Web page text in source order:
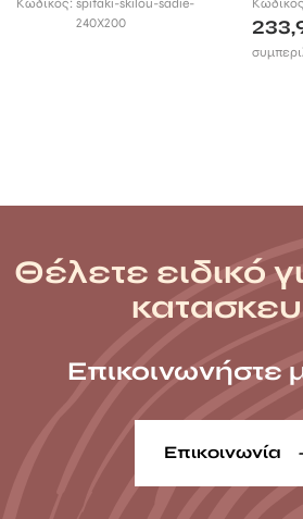
Κωδικός: spitaki-skilou-sadie-
240X200
Θέλετε ειδικό
Επικοινωνήστε
Επικοινωνία